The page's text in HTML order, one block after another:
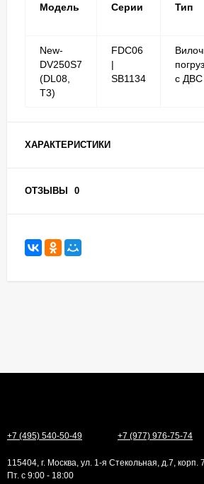
Модель Серии Тип
New-
DV250S7
(DL08,
T3)
FDC06
|
SB1134
с ДВС
ХАРАКТЕРИСТИКИ
ОТЗЫВЫ 0
+7 (495) 540-50-49 +7 (977) 976-75-74
115404, г. Москва, ул. 1-я Стекольная, д.7,
Пт. с 9:00 - 18:00